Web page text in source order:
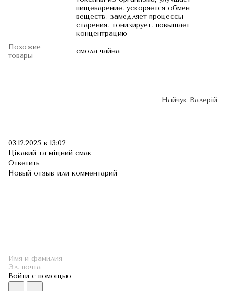
пищеварение, ускоряется обмен
веществ, замедляет процессы
старения, тонизирует, повышает
концентрацию
Похожие
товары
смола чайна
Найчук Валерій
03.12.2025 в 13:02
Цікавий та міцний смак
Ответить
Новый отзыв или комментарий
Войти с помощью